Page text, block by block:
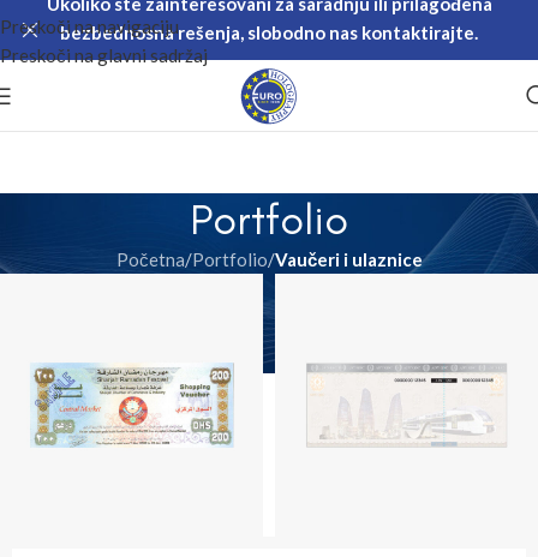
Preskoči na navigaciju
Preskoči na glavni sadržaj
bezbednosna rešenja, slobodno nas kontaktirajte.
Portfolio
Početna/Portfolio/Vaučeri i ulaznice